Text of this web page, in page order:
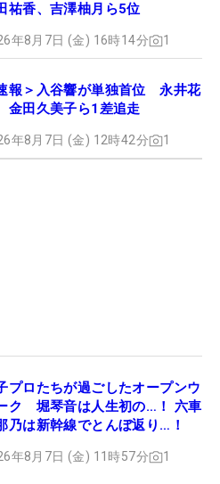
祐香、吉澤柚月ら5位
年8月7日 (金) 16時14分 1
報＞入谷響が単独首位 永井花
金田久美子ら1差追走
年8月7日 (金) 12時42分 1
プロたちが過ごしたオープンウ
ク 堀琴音は人生初の…！ 六車
乃は新幹線でとんぼ返り…！
年8月7日 (金) 11時57分 1